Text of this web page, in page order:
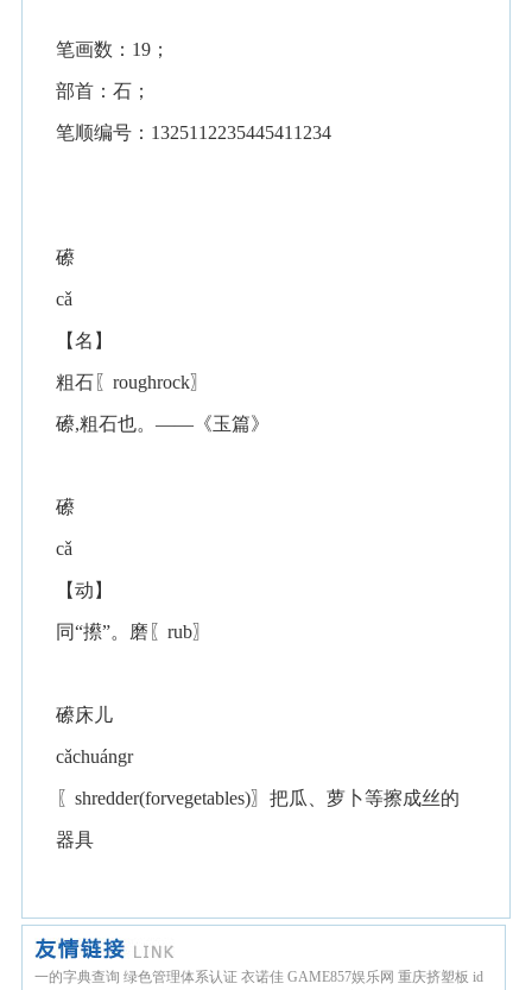
笔画数：19；
部首：石；
笔顺编号：1325112235445411234
礤
cǎ
【名】
粗石〖roughrock〗
礤,粗石也。——《玉篇》
礤
cǎ
【动】
同“攃”。磨〖rub〗
礤床儿
cǎchuángr
〖shredder(forvegetables)〗把瓜、萝卜等擦成丝的
器具
一的字典查询 绿色管理体系认证 衣诺佳 GAME857娱乐网 重庆挤塑板 id